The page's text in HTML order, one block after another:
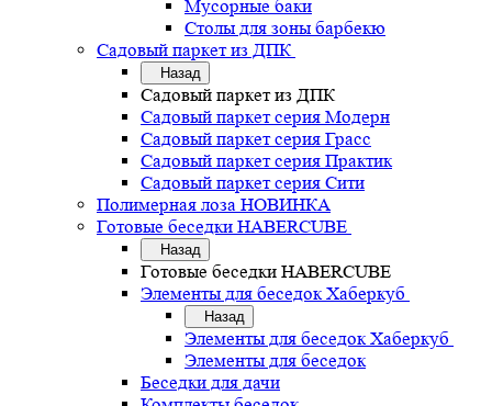
Мусорные баки
Столы для зоны барбекю
Садовый паркет из ДПК
Назад
Садовый паркет из ДПК
Садовый паркет серия Mодерн
Садовый паркет серия Грасс
Садовый паркет серия Практик
Садовый паркет серия Сити
Полимерная лоза НОВИНКА
Готовые беседки HABERCUBE
Назад
Готовые беседки HABERCUBE
Элементы для беседок Хаберкуб
Назад
Элементы для беседок Хаберкуб
Элементы для беседок
Беседки для дачи